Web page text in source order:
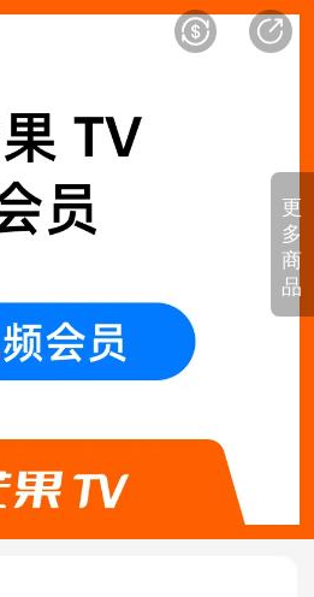
更
多
商
品